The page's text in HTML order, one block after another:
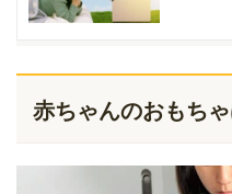
赤ちゃんのおもち